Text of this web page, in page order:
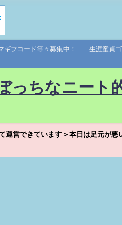
ギフコード等々募集中！ 生涯童貞ゴ
ちなニート
営できています＞本日は足元が悪